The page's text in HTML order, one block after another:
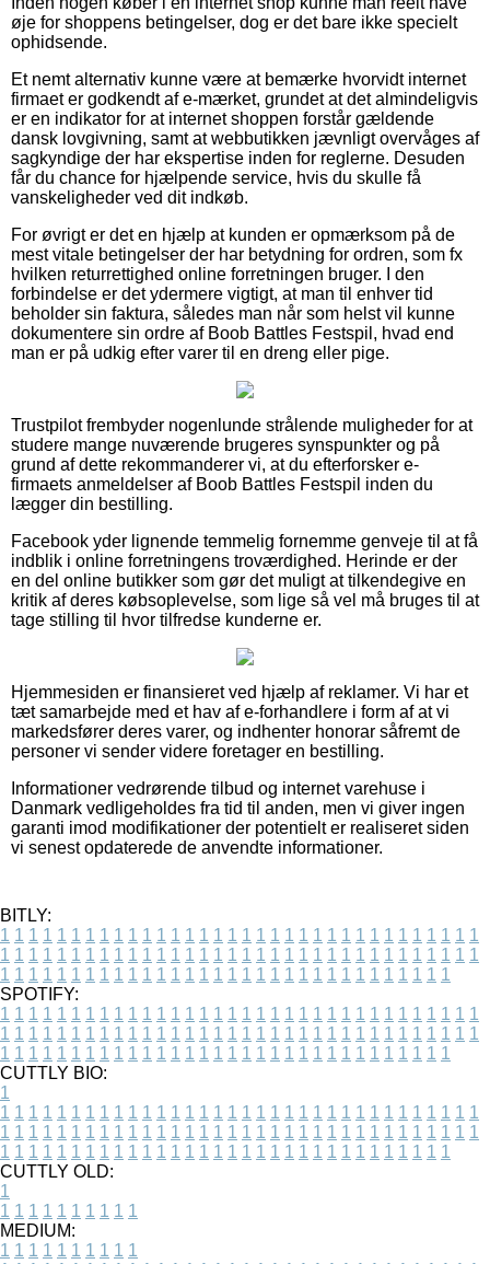
øje for shoppens betingelser, dog er det bare ikke specielt
ophidsende.
Et nemt alternativ kunne være at bemærke hvorvidt internet
firmaet er godkendt af e-mærket, grundet at det almindeligvis
er en indikator for at internet shoppen forstår gældende
dansk lovgivning, samt at webbutikken jævnligt overvåges af
sagkyndige der har ekspertise inden for reglerne. Desuden
får du chance for hjælpende service, hvis du skulle få
vanskeligheder ved dit indkøb.
For øvrigt er det en hjælp at kunden er opmærksom på de
mest vitale betingelser der har betydning for ordren, som fx
hvilken returrettighed online forretningen bruger. I den
forbindelse er det ydermere vigtigt, at man til enhver tid
beholder sin faktura, således man når som helst vil kunne
dokumentere sin ordre af Boob Battles Festspil, hvad end
man er på udkig efter varer til en dreng eller pige.
Trustpilot frembyder nogenlunde strålende muligheder for at
studere mange nuværende brugeres synspunkter og på
grund af dette rekommanderer vi, at du efterforsker e-
firmaets anmeldelser af Boob Battles Festspil inden du
lægger din bestilling.
Facebook yder lignende temmelig fornemme genveje til at få
indblik i online forretningens troværdighed. Herinde er der
en del online butikker som gør det muligt at tilkendegive en
kritik af deres købsoplevelse, som lige så vel må bruges til at
tage stilling til hvor tilfredse kunderne er.
Hjemmesiden er finansieret ved hjælp af reklamer. Vi har et
tæt samarbejde med et hav af e-forhandlere i form af at vi
markedsfører deres varer, og indhenter honorar såfremt de
personer vi sender videre foretager en bestilling.
Informationer vedrørende tilbud og internet varehuse i
Danmark vedligeholdes fra tid til anden, men vi giver ingen
garanti imod modifikationer der potentielt er realiseret siden
vi senest opdaterede de anvendte informationer.
BITLY:
1 1 1 1 1 1 1 1 1 1 1 1 1 1 1 1 1 1 1 1 1 1 1 1 1 1 1 1 1 1 1 1 1 1
1 1 1 1 1 1 1 1 1 1 1 1 1 1 1 1 1 1 1 1 1 1 1 1 1 1 1 1 1 1 1 1 1 1
1 1 1 1 1 1 1 1 1 1 1 1 1 1 1 1 1 1 1 1 1 1 1 1 1 1 1 1 1 1 1 1
SPOTIFY:
1 1 1 1 1 1 1 1 1 1 1 1 1 1 1 1 1 1 1 1 1 1 1 1 1 1 1 1 1 1 1 1 1 1
1 1 1 1 1 1 1 1 1 1 1 1 1 1 1 1 1 1 1 1 1 1 1 1 1 1 1 1 1 1 1 1 1 1
1 1 1 1 1 1 1 1 1 1 1 1 1 1 1 1 1 1 1 1 1 1 1 1 1 1 1 1 1 1 1 1
CUTTLY BIO:
1
1 1 1 1 1 1 1 1 1 1 1 1 1 1 1 1 1 1 1 1 1 1 1 1 1 1 1 1 1 1 1 1 1 1
1 1 1 1 1 1 1 1 1 1 1 1 1 1 1 1 1 1 1 1 1 1 1 1 1 1 1 1 1 1 1 1 1 1
1 1 1 1 1 1 1 1 1 1 1 1 1 1 1 1 1 1 1 1 1 1 1 1 1 1 1 1 1 1 1 1
CUTTLY OLD:
1
1 1 1 1 1 1 1 1 1 1
MEDIUM:
1 1 1 1 1 1 1 1 1 1